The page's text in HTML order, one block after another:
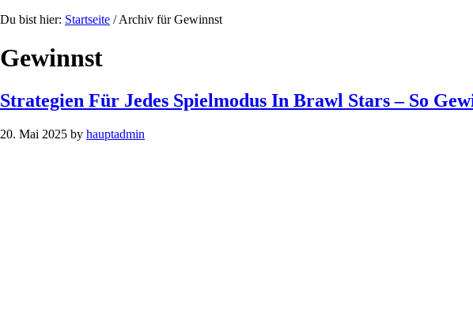
Du bist hier: Startseite /Archiv für Gewinnst
Gewinnst
Strategien Für Jedes Spielmodus In Brawl Stars – So
20. Mai 2025 by hauptadmin